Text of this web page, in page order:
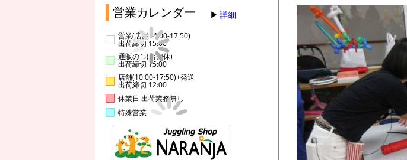
営業カレンダー 詳細
営業(店舗14:00-17:50)
出荷締切 15:00
通販のみ(店舗休)
出荷締切 15:00
店舗(10:00-17:50)+発送
出荷締切 12:00
休業日 出荷業務無し
特殊営業